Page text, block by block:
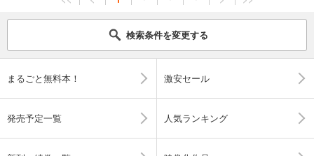
検索条件を変更する
まるごと無料本！ 激安セール
発売予定一覧 人気ランキング